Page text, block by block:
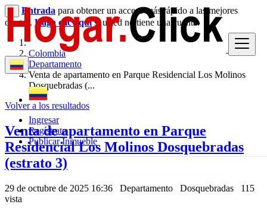
Ingresar
Regístrate
Publicar Inmueble
× Entrada para obtener un acceso más rápido a las mejores
ofertas. Haga clic aquísi usted no tiene una cuenta.
Colombia
Departamento
Venta de apartamento en Parque Residencial Los Molinos
Dosquebradas (...
Volver a los resultados
Venta de apartamento en Parque
Residencial Los Molinos Dosquebradas
(estrato 3)
29 de octubre de 2025 16:36 Departamento Dosquebradas
115
vista